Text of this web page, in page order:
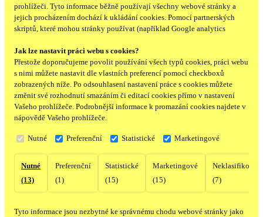
prohlížeči. Tyto informace běžně používají všechny webové stránky a
jejich procházením dochází k ukládání cookies. Pomocí partnerských
skriptů, které mohou stránky používat (například Google analytics
Jak lze nastavit práci webu s cookies?
Přestože doporučujeme povolit používání všech typů cookies, práci webu
s nimi můžete nastavit dle vlastních preferencí pomocí checkboxů
zobrazených níže. Po odsouhlasení nastavení práce s cookies můžete
změnit své rozhodnutí smazáním či editací cookies přímo v nastavení
Vašeho prohlížeče. Podrobnější informace k promazání cookies najdete v
nápovědě Vašeho prohlížeče.
Nutné Preferenční Statistické Marketingové
Nutné
(13)
Preferenční
(1)
Statistické
(15)
Marketingové
(15)
(7)
Tyto informace jsou nezbytné ke správnému chodu webové stránky jako